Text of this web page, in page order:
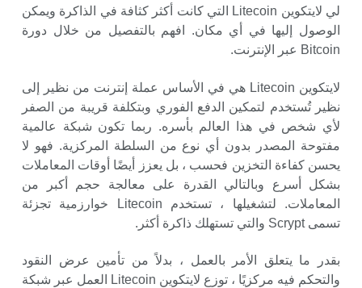
لي لايتكوين Litecoin التي كانت أكثر كثافة في الذاكرة ويمكن
الوصول إليها في أي مكان. افهم بالتفصيل من خلال دورة
Bitcoin عبر الإنترنت.
لايتكوين Litecoin هي في الأساس عملة إنترنت من نظير إلى
نظير تُستخدم لتمكين الدفع الفوري وبتكلفة قريبة من الصفر
لأي شخص في هذا العالم بأسره. ربما تكون شبكة عالمية
مفتوحة المصدر بدون أي نوع من السلطة المركزية. فهو لا
يحسن كفاءة التخزين فحسب ، بل يعزز أيضًا أوقات المعاملات
بشكل أسرع وبالتالي القدرة على معالجة حجم أكبر من
المعاملات. لتشغيلها ، تستخدم Litecoin خوارزمية تجزئة
تسمى Scrypt والتي تستهلك ذاكرة أكثر.
بقدر ما يتعلق الأمر بالعمل ، بدلاً من تأمين عرض النقود
والتحكم فيه مركزيًا ، توزع لايتكوين Litecoin العمل عبر شبكة